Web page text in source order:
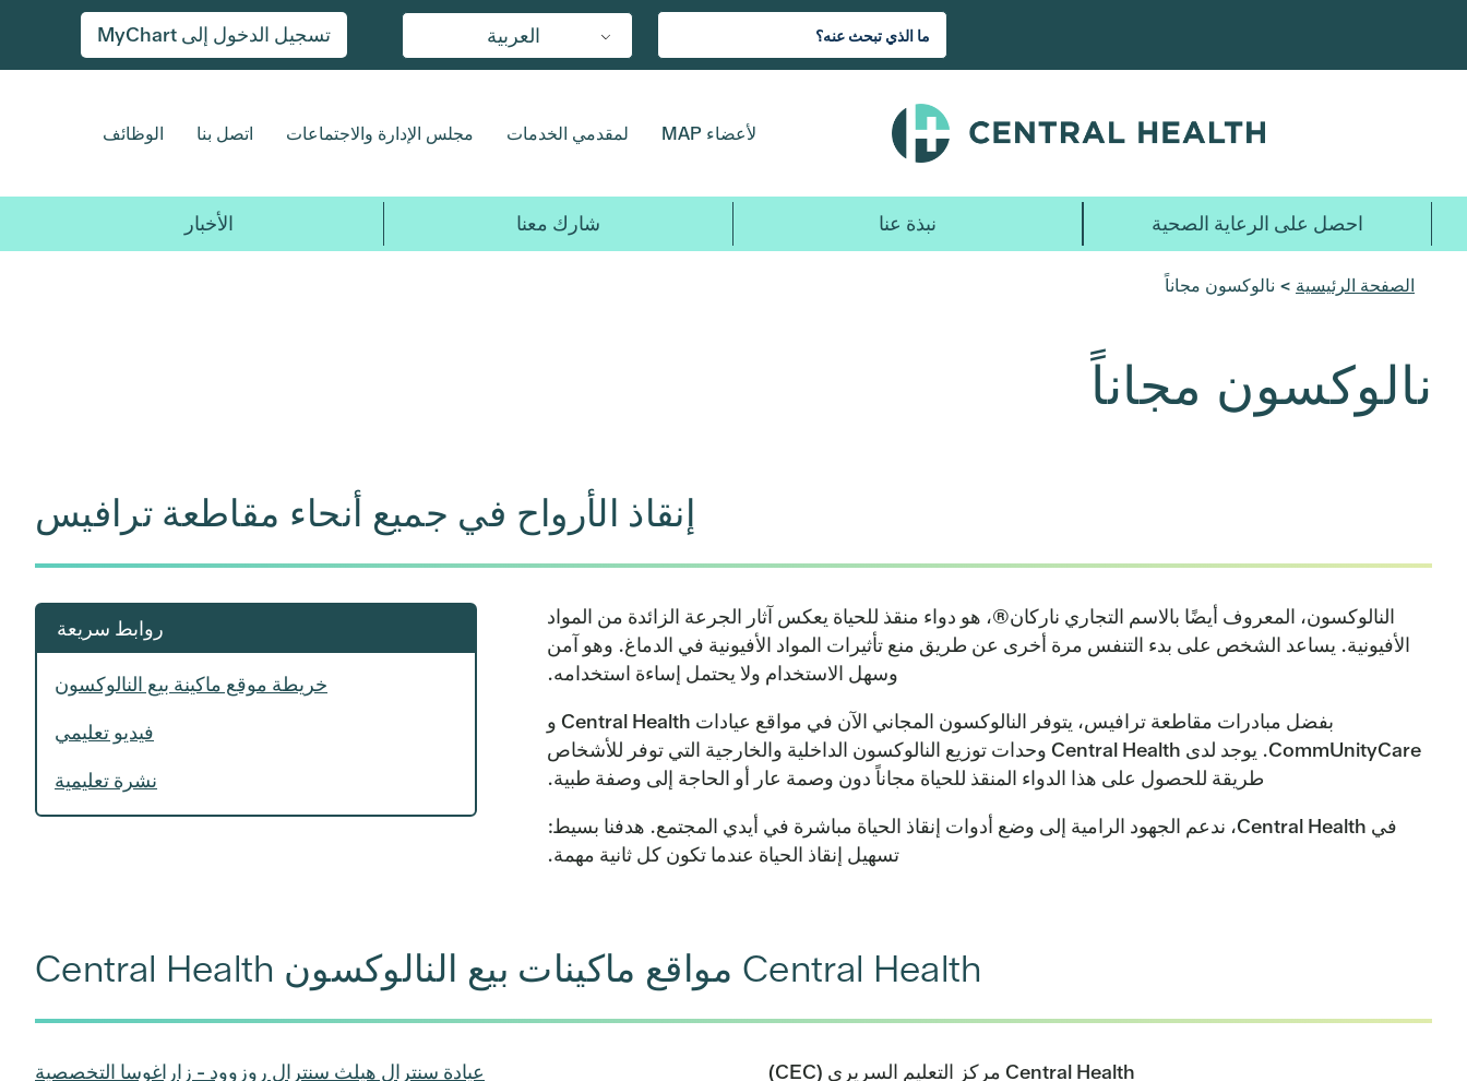
المحتوى
العربية تسجيل الدخول إلى MyChart
لأعضاء MAP لمقدمي الخدمات مجلس الإدارة والاجتماعات اتصل بنا الوظائف
احصل على الرعاية الصحية نبذة عنا شارك معنا الأخبار
الصفحة الرئيسية > نالوكسون مجاناً
نالوكسون مجاناً
إنقاذ الأرواح في جميع أنحاء مقاطعة ترافيس
النالوكسون، المعروف أيضًا بالاسم التجاري ناركان®، هو دواء منقذ للحياة يعكس آثار الجرعة الزائدة من المواد
الأفيونية. يساعد الشخص على بدء التنفس مرة أخرى عن طريق منع تأثيرات المواد الأفيونية في الدماغ. وهو آمن
وسهل الاستخدام ولا يحتمل إساءة استخدامه.
بفضل مبادرات مقاطعة ترافيس، يتوفر النالوكسون المجاني الآن في مواقع عيادات Central Health و
CommUnityCare. يوجد لدى Central Health وحدات توزيع النالوكسون الداخلية والخارجية التي توفر للأشخاص
طريقة للحصول على هذا الدواء المنقذ للحياة مجاناً دون وصمة عار أو الحاجة إلى وصفة طبية.
في Central Health، ندعم الجهود الرامية إلى وضع أدوات إنقاذ الحياة مباشرة في أيدي المجتمع. هدفنا بسيط:
تسهيل إنقاذ الحياة عندما تكون كل ثانية مهمة.
روابط سريعة
خريطة موقع ماكينة بيع النالوكسون
فيديو تعليمي
نشرة تعليمية
Central Health مواقع ماكينات بيع النالوكسون Central Health
Central Health مركز التعليم السريري (CEC)
عيادة سنترال هيلث سنترال روزوود - زاراغوسا التخصصية